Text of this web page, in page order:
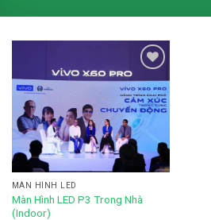
Add to
wishlist
MÀN HÌNH LED
Màn Hình LED P3 Trong Nhà
(Indoor)